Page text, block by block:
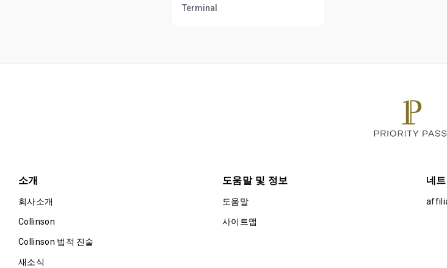
Terminal
소개
회사소개
Collinson
Collinson 법적 진술
새소식
도움말 및 정보
도움말
사이트맵
네